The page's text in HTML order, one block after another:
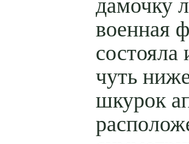
дамочку
военная
состояла
чуть
шкурок